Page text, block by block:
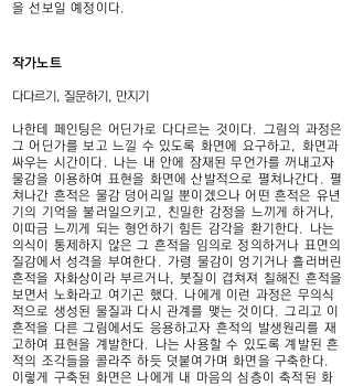
을 선보일 예정이다.
작가노트
다다르기, 질문하기, 만지기
나한테 페인팅은 어딘가로 다다르는 것이다. 그림의 과정은
그 어딘가를 보고 느낄 수 있도록 화면에 요구하고, 화면과
싸우는 시간이다. 나는 내 안에 잠재된 무언가를 꺼내고자
물감을 이용하여 표현을 화면에 산발적으로 펼쳐나간다. 펼
쳐나간 흔적은 물감 덩어리일 뿐이겠으나 어떤 흔적은 유년
기의 기억을 불러일으키고, 친밀한 감정을 느끼게 하거나,
이따금 느끼게 되는 형언하기 힘든 감각을 환기한다. 나는
의식이 통제하지 않은 그 흔적을 임의로 정의하거나 표면의
질감에서 성격을 부여한다. 가령 물감이 엉기거나 흘러버린
흔적을 자화상이라 부르거나, 붓질이 겹쳐져 칠해진 흔적을
보면서 노화라고 여기곤 했다. 나에게 이런 과정은 무의식
적으로 생성된 물질과 다시 관계를 맺는 것이다. 그리고 이
흔적을 다른 그림에서도 응용하고자 흔적의 발생원리를 재
고하여 표현을 계발한다. 나는 사용할 수 있도록 계발된 흔
적의 조각들을 콜라주 하듯 덧붙여가며 화면을 구축한다.
이렇게 구축된 화면은 나에게 내 마음의 심층이 축적된 화